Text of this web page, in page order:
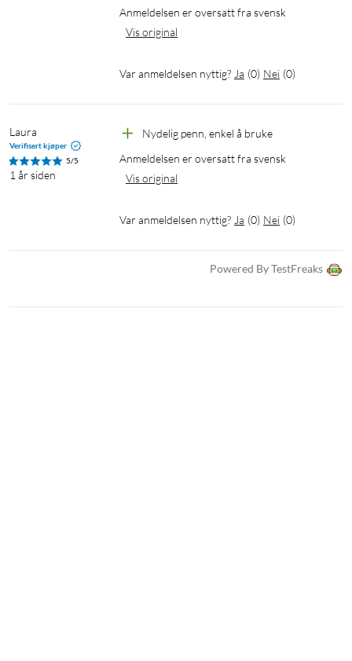
Anmeldelsen er oversatt fra svensk
Vis original
Var anmeldelsen nyttig? Ja (0) Nei (0)
Laura
Verifisert kjøper
5/5
1 år siden
Nydelig penn, enkel å bruke
Anmeldelsen er oversatt fra svensk
Vis original
Var anmeldelsen nyttig? Ja (0) Nei (0)
Powered By TestFreaks